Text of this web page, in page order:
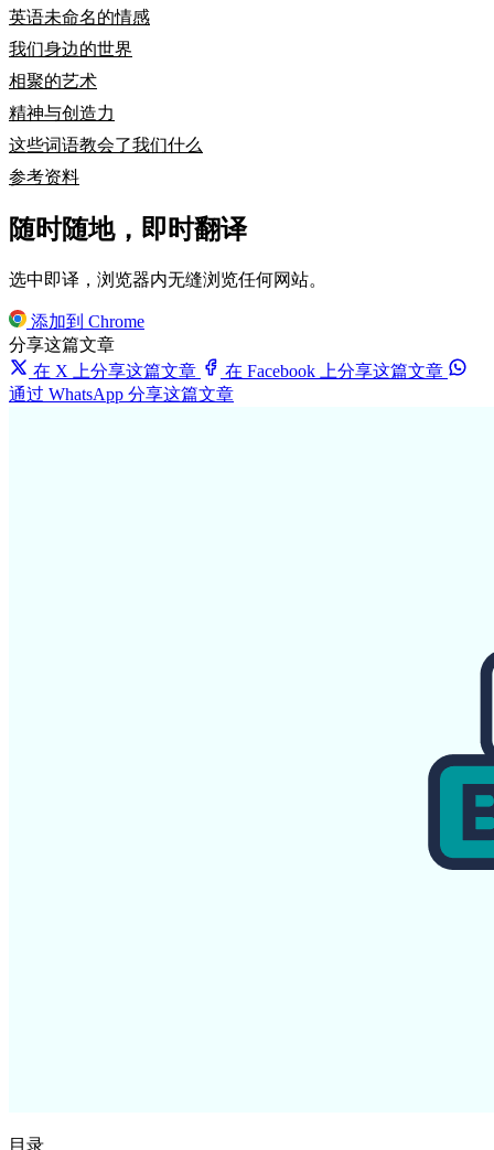
英语未命名的情感
我们身边的世界
相聚的艺术
精神与创造力
这些词语教会了我们什么
参考资料
随时随地，即时翻译
选中即译，浏览器内无缝浏览任何网站。
添加到 Chrome
分享这篇文章
在 X 上分享这篇文章
在 Facebook 上分享这篇文章
通过 WhatsApp 分享这篇文章
目录